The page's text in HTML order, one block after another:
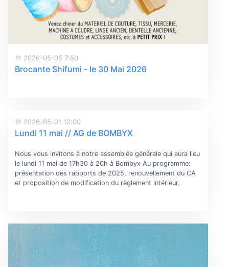
2026-05-05 7:50
Brocante Shifumi - le 30 Mai 2026
2026-05-01 12:00
Lundi 11 mai // AG de BOMBYX
Nous vous invitons à notre assemblée générale qui aura lieu
le lundi 11 mai de 17h30 à 20h à Bombyx Au programme:
présentation des rapports de 2025, renouvellement du CA
et proposition de modification du règlement intérieur.